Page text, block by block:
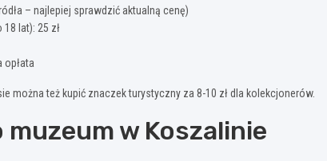
– najlepiej sprawdzić aktualną cenę)
lat): 25 zł
opłata
można też kupić znaczek turystyczny za 8-10 zł dla kolekcjonerów.
w Koszalinie